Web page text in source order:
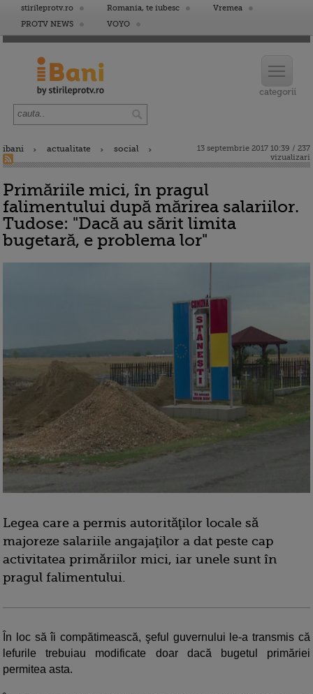
stirileprotv.ro Romania, te iubesc
Vremea
PROTV NEWS
VOYO
ibani actualitate social
13 septembrie 2017 10:39 / 237
vizualizari
Primăriile mici, în pragul
falimentului după mărirea salariilor.
Tudose: "Dacă au sărit limita
bugetară, e problema lor"
Legea care a permis autorităţilor locale să
majoreze salariile angajaţilor a dat peste cap
activitatea primăriilor mici, iar unele sunt în
pragul falimentului.
În loc să îi compătimească, şeful guvernului le-a transmis că
lefurile trebuiau modificate doar dacă bugetul primăriei
permitea asta.